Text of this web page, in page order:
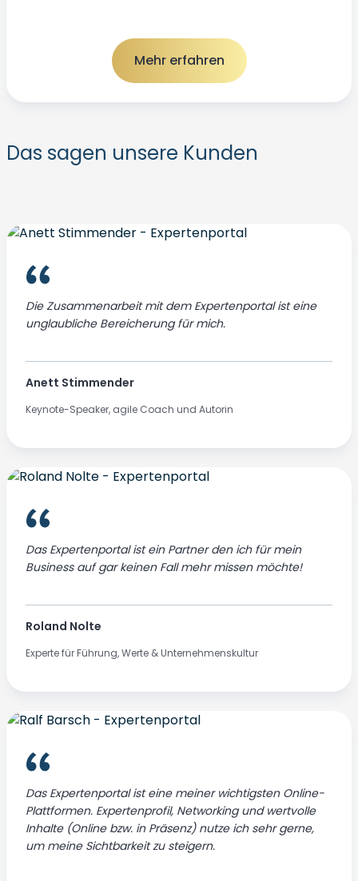
Mehr erfahren
Das sagen unsere Kunden
Die Zusammenarbeit mit dem Expertenportal ist eine
unglaubliche Bereicherung für mich.
Anett Stimmender
Keynote-Speaker, agile Coach und Autorin
Das Expertenportal ist ein Partner den ich für mein
Business auf gar keinen Fall mehr missen möchte!
Roland Nolte
Experte für Führung, Werte & Unternehmenskultur
Das Expertenportal ist eine meiner wichtigsten Online-
Plattformen. Expertenprofil, Networking und wertvolle
Inhalte (Online bzw. in Präsenz) nutze ich sehr gerne,
um meine Sichtbarkeit zu steigern.